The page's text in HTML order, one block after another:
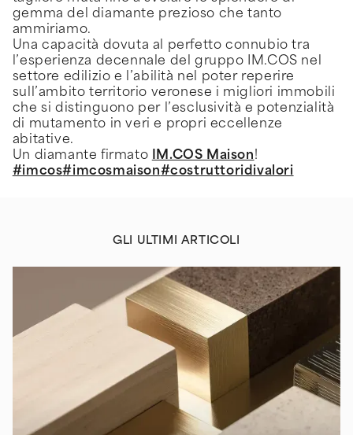
gemma del diamante prezioso che tanto
ammiriamo.
Una capacità dovuta al perfetto connubio tra
l’esperienza decennale del gruppo IM.COS nel
settore edilizio e l’abilità nel poter reperire
sull’ambito territorio veronese i migliori immobili
che si distinguono per l’esclusività e potenzialità
di mutamento in veri e propri eccellenze
abitative.
Un diamante firmato
IM.COS Maison!
#imcos#imcosmaison#costruttoridivalori
GLI ULTIMI ARTICOLI